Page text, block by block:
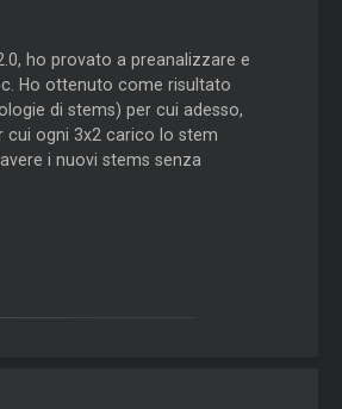
ho provato a preanalizzare e
Ho ottenuto come risultato
di stems) per cui adesso,
cui ogni 3x2 carico lo stem
i nuovi stems senza